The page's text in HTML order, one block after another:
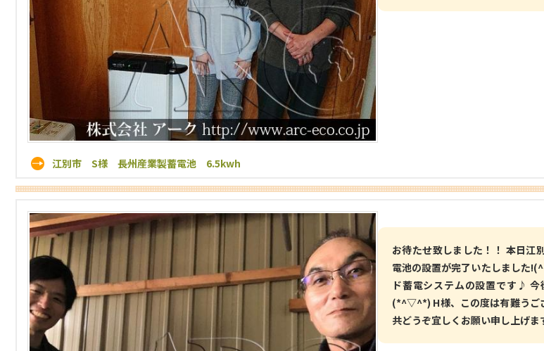
江別市 S様 長州産業製蓄電池 6.5kwh
お待たせ致しました！！ 本日江
電池の設置が完了いたしました
ド蓄電システムの設置です♪ 今
(*^▽^*) H様、この度は有難う
共どうぞ宜しくお願い申し上げま